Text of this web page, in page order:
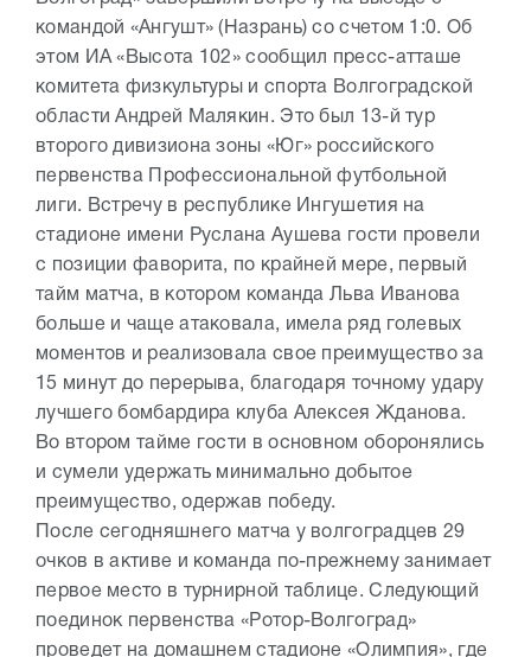
командой «Ангушт» (Назрань) со счетом 1:0. Об
этом ИА «Высота 102» сообщил пресс-атташе
комитета физкультуры и спорта Волгоградской
области Андрей Малякин. Это был 13-й тур
второго дивизиона зоны «Юг» российского
первенства Профессиональной футбольной
лиги. Встречу в республике Ингушетия на
стадионе имени Руслана Аушева гости провели
с позиции фаворита, по крайней мере, первый
тайм матча, в котором команда Льва Иванова
больше и чаще атаковала, имела ряд голевых
моментов и реализовала свое преимущество за
15 минут до перерыва, благодаря точному удару
лучшего бомбардира клуба Алексея Жданова.
Во втором тайме гости в основном оборонялись
и сумели удержать минимально добытое
преимущество, одержав победу.
После сегодняшнего матча у волгоградцев 29
очков в активе и команда по-прежнему занимает
первое место в турнирной таблице. Следующий
поединок первенства «Ротор-Волгоград»
проведет на домашнем стадионе «Олимпия», где